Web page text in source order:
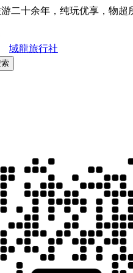
二十余年，纯玩优享，物超
域龍旅行社